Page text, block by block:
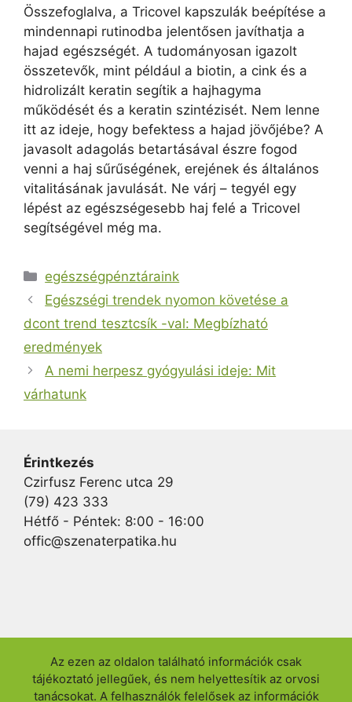
Összefoglalva, a Tricovel kapszulák beépítése a
mindennapi rutinodba jelentősen javíthatja a
hajad egészségét. A tudományosan igazolt
összetevők, mint például a biotin, a cink és a
hidrolizált keratin segítik a hajhagyma
működését és a keratin szintézisét. Nem lenne
itt az ideje, hogy befektess a hajad jövőjébe? A
javasolt adagolás betartásával észre fogod
venni a haj sűrűségének, erejének és általános
vitalitásának javulását. Ne várj – tegyél egy
lépést az egészségesebb haj felé a Tricovel
segítségével még ma.
Kategória
egészségpénztáraink
Egészségi trendek nyomon követése a
dcont trend tesztcsík -val: Megbízható
eredmények
A nemi herpesz gyógyulási ideje: Mit
várhatunk
Érintkezés
Czirfusz Ferenc utca 29
(79) 423 333
Hétfő - Péntek: 8:00 - 16:00
offic@szenaterpatika.hu
Az ezen az oldalon található információk csak
tájékoztató jellegűek, és nem helyettesítik az orvosi
tanácsokat. A felhasználók felelősek az információk